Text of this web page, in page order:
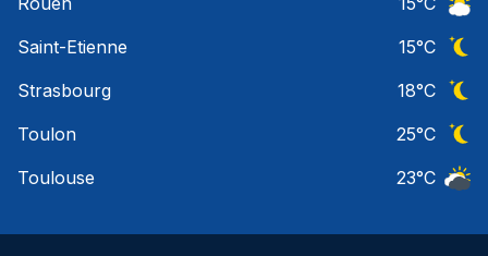
Saint-Etienne
15°C
Strasbourg
18°C
Toulon
25°C
Toulouse
23°C